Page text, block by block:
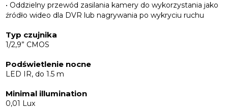
• Oddzielny przewód zasilania kamery do wykorzystania jako
źródło wideo dla DVR lub nagrywania po wykryciu ruchu
Typ czujnika
1/2,9” CMOS
Podświetlenie nocne
LED IR, do 1.5 m
Minimal illumination
0,01 Lux